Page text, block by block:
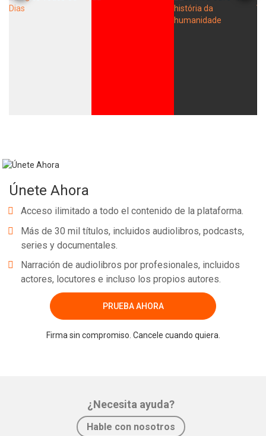
Únete Ahora
Acceso ilimitado a todo el contenido de la plataforma.
Más de 30 mil títulos, incluidos audiolibros, podcasts,
series y documentales.
Narración de audiolibros por profesionales, incluidos
actores, locutores e incluso los propios autores.
PRUEBA AHORA
Firma sin compromiso. Cancele cuando quiera.
¿Necesita ayuda?
Hable con nosotros